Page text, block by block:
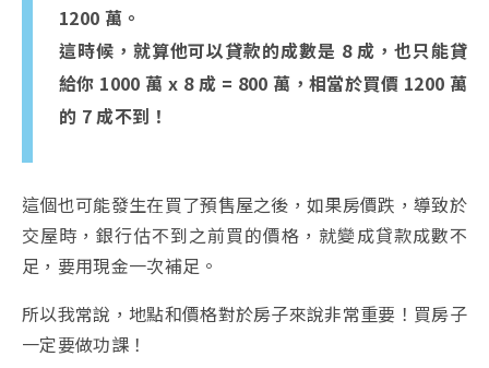
1200 萬。
這時候，就算他可以貸款的成數是 8 成，也只能貸
給你 1000 萬 x 8 成 = 800 萬，相當於買價 1200 萬
的 7 成不到！
這個也可能發生在買了預售屋之後，如果房價跌，導致於
交屋時，銀行估不到之前買的價格，就變成貸款成數不
足，要用現金一次補足。
所以我常說，地點和價格對於房子來說非常重要！買房子
一定要做功課！